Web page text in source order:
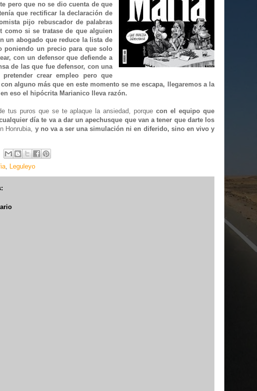
pero que no se dio cuenta de que
que rectificar la declaración de
pijo rebuscador de palabras
como si se tratase de que alguien
un abogado que reduce la lista de
poniendo un precio para que solo
con un defensor que defiende a
de las que fue defensor, con una
crear empleo pero que
alguno más que en este momento se me escapa, llegaremos a la
eso el hipócrita Marianico lleva razón.
tus puros que se te aplaque la ansiedad, porquecon el equipo que
día te va a dar un apechusque que van a tener que darte los
Honrubia, y no va a ser una simulación ni en diferido, sino en vivo y
, Leguleyo